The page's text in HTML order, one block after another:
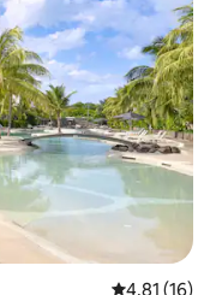
Évaluation
4,81 (16)